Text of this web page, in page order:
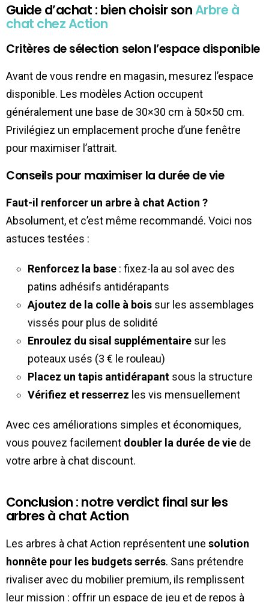
Guide d’achat : bien choisir sonArbre à
chat chez Action
Critères de sélection selon l’espace disponible
Avant de vous rendre en magasin, mesurez l’espace
disponible. Les modèles Action occupent
généralement une base de 30×30 cm à 50×50 cm.
Privilégiez un emplacement proche d’une fenêtre
pour maximiser l’attrait.
Conseils pour maximiser la durée de vie
Faut-il renforcer un arbre à chat Action ?
Absolument, et c’est même recommandé. Voici nos
astuces testées :
Renforcez la base : fixez-la au sol avec des
patins adhésifs antidérapants
Ajoutez de la colle à bois sur les assemblages
vissés pour plus de solidité
Enroulez du sisal supplémentaire sur les
poteaux usés (3 € le rouleau)
Placez un tapis antidérapant sous la structure
Vérifiez et resserrez les vis mensuellement
Avec ces améliorations simples et économiques,
vous pouvez facilement doubler la durée de vie de
votre arbre à chat discount.
Conclusion : notre verdict final sur les
arbres à chat Action
Les arbres à chat Action représentent une solution
honnête pour les budgets serrés. Sans prétendre
rivaliser avec du mobilier premium, ils remplissent
leur mission : offrir un espace de jeu et de repos à